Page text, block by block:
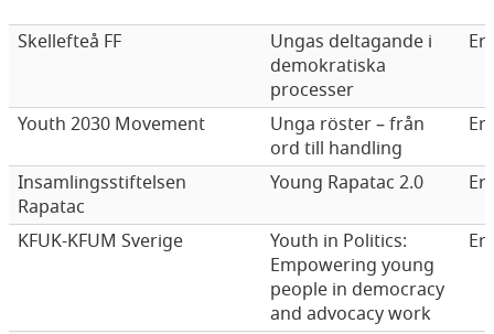
Skellefteå FF
Ungas deltagande i
demokratiska
processer
Youth 2030 Movement
Unga röster – från
ord till handling
Insamlingsstiftelsen
Rapatac
Young Rapatac 2.0
KFUK-KFUM Sverige
Youth in Politics:
Empowering young
people in democracy
and advocacy work